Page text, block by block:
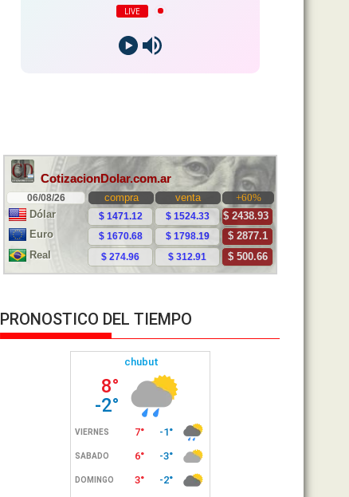
LIVE
PRONOSTICO DEL TIEMPO